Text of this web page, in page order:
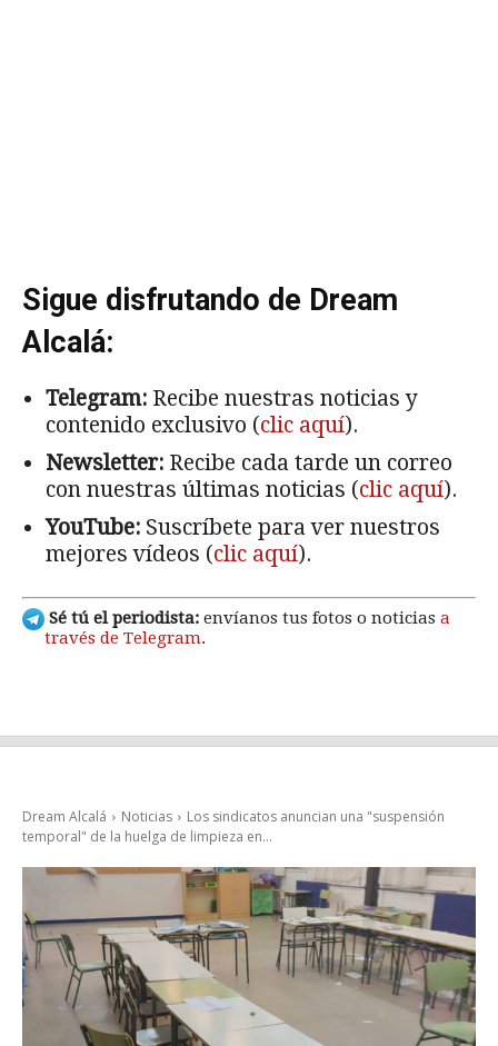
Sigue disfrutando de Dream
Alcalá:
Telegram: Recibe nuestras noticias y
contenido exclusivo (clic aquí).
Newsletter: Recibe cada tarde un correo
con nuestras últimas noticias (clic aquí).
YouTube: Suscríbete para ver nuestros
mejores vídeos (clic aquí).
Sé tú el periodista: envíanos tus fotos o noticias a
través de Telegram.